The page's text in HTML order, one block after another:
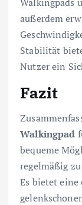
außerdem
Stabilität
Nutzer ein
Fazit
Walkingpad
bequeme
regelmäßig
Es bietet eine